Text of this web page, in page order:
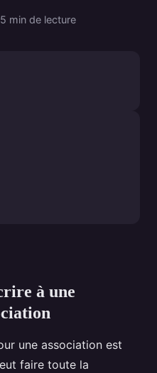
5 min de lecture
à une
une association est
faire toute la